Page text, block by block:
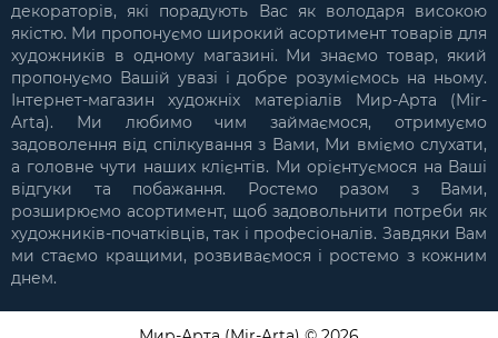
декораторів, які порадують Вас як володаря високою
якістю. Ми пропонуємо широкий асортимент товарів для
художників в одному магазині. Ми знаємо товар, який
пропонуємо Вашій увазі і добре розуміємось на ньому.
Інтернет-магазин художніх матеріалів Мир-Арта (Mir-
Arta). Ми любимо чим займаємося, отримуємо
задоволення від спілкування з Вами, Ми вміємо слухати,
а головне чути наших клієнтів. Ми орієнтуємося на Ваші
відгуки та побажання. Ростемо разом з Вами,
розширюємо асортимент, щоб задовольнити потреби як
художників-початківців, так і професіоналів. Завдяки Вам
ми стаємо кращими, розвиваємося і ростемо з кожним
днем.